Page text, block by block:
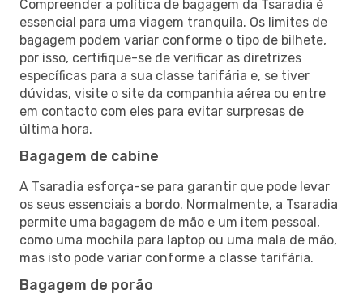
Compreender a política de bagagem da Tsaradia é
essencial para uma viagem tranquila. Os limites de
bagagem podem variar conforme o tipo de bilhete,
por isso, certifique-se de verificar as diretrizes
específicas para a sua classe tarifária e, se tiver
dúvidas, visite o site da companhia aérea ou entre
em contacto com eles para evitar surpresas de
última hora.
Bagagem de cabine
A Tsaradia esforça-se para garantir que pode levar
os seus essenciais a bordo. Normalmente, a Tsaradia
permite uma bagagem de mão e um item pessoal,
como uma mochila para laptop ou uma mala de mão,
mas isto pode variar conforme a classe tarifária.
Bagagem de porão